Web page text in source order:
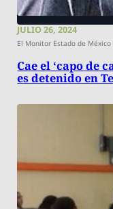
JULIO 26, 2024
El Monitor Estado de México
Cae el ‘capo de
es detenido en